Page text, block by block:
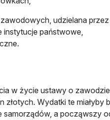
udzielana
instytucje państwowe,
w życie ustawy o zawodzie
złotych. Wydatki te miałyby
samorządów, a począwszy